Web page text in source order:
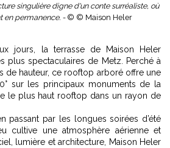
singulière digne d'un conte surréaliste, où
en permanence. - © © Maison Heler
jours, la terrasse de Maison Heler
plus spectaculaires de Metz. Perché à
de hauteur, ce rooftop arboré offre une
sur les principaux monuments de la
le plus haut rooftop dans un rayon de
passant par les longues soirées d’été
cultive une atmosphère aérienne et
lumière et architecture, Maison Heler